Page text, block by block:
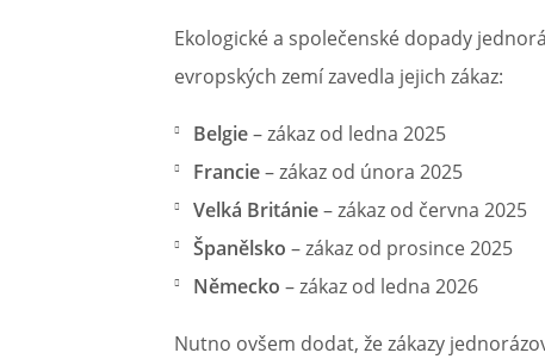
Ekologické a společenské dopady
evropských zemí zavedla jejich zákaz:
Belgie– zákaz od ledna 2025
Francie– zákaz od února 2025
Velká Británie– zákaz od června 2025
Španělsko – zákaz od prosince 2025
Německo – zákaz od ledna 2026
Nutno ovšem dodat, že zákazy